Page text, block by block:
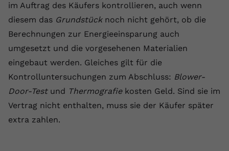
im Auftrag des Käufers kontrollieren, auch wenn
diesem das Grundstücknoch nicht gehört, ob die
Berechnungen zur Energieeinsparung auch
umgesetzt und die vorgesehenen Materialien
eingebaut werden. Gleiches gilt für die
Kontrolluntersuchungen zum Abschluss: Blower-
Door-Testund Thermografiekosten Geld. Sind sie im
Vertrag nicht enthalten, muss sie der Käufer später
extra zahlen.